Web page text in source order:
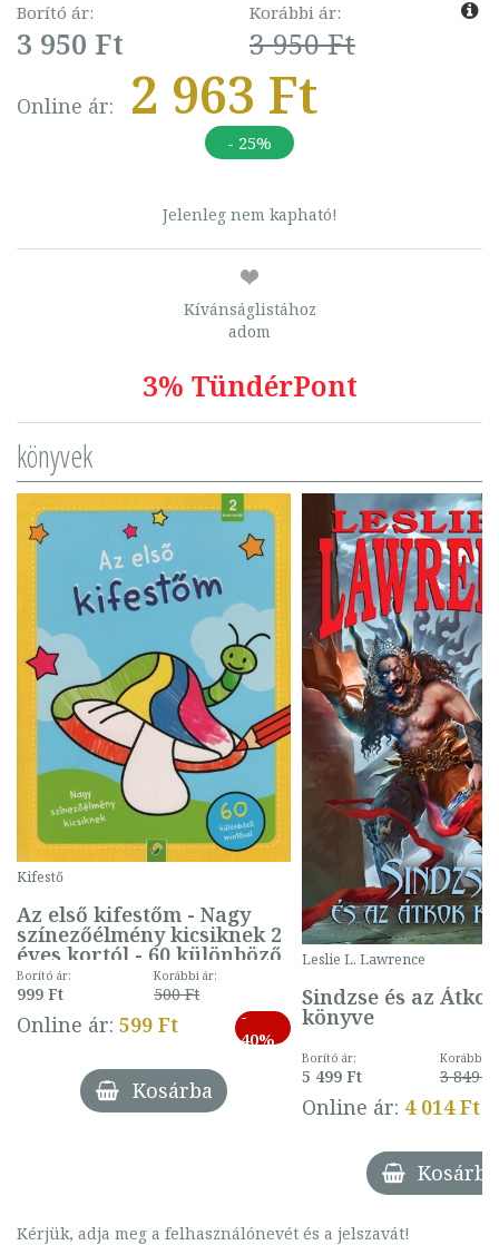
Borító ár:
3 950 Ft
Korábbi ár:
3 950 Ft
Online ár: 2 963 Ft
- 25%
Jelenleg nem kapható!
Kívánságlistához
adom
3% TündérPont
könyvek
Kifestő
Az első kifestőm - Nagy
színezőélmény kicsiknek 2
éves kortól - 60 különböző
mintával (gombás)
Borító ár:
999 Ft
Korábbi ár:
500 Ft
Online ár: 599 Ft
-
40%
Kosárba
Leslie L. Lawrence
Sindzse és az Átkok
könyve
Borító ár:
5 499 Ft
Korábbi
3 849 Ft
Online ár: 4 014 Ft
Kosárba
Kérjük, adja meg a felhasználónevét és a jelszavát!